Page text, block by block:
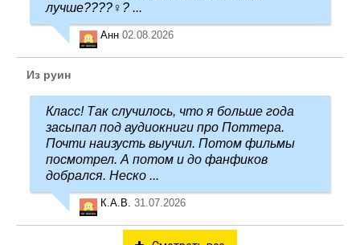
лучше????‍♀️? ...
Анн 02.08.2026
Из руин
Класс! Так случилось, что я больше года
засыпал под аудиокниги про Поттера.
Почти наизусть выучил. Потом фильмы
посмотрел. А потом и до фанфиков
добрался. Неско ...
К.А.В. 31.07.2026